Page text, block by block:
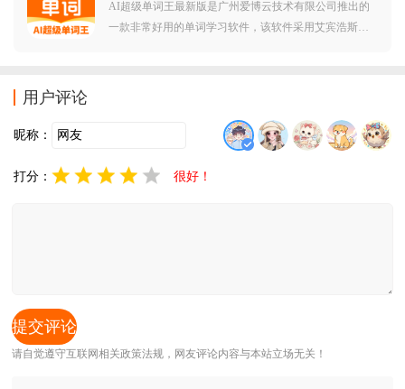
AI超级单词王最新版是广州爱博云技术有限公司推出的
一款非常好用的单词学习软件，该软件采用艾宾浩斯遗
用户评论
昵称：
打分： 很好！
请自觉遵守互联网相关政策法规，网友评论内容与本站立场无关！